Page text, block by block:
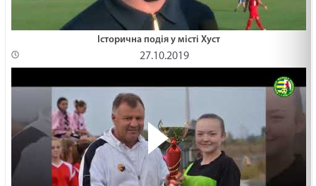
Історична подія у місті Хуст
27.10.2019